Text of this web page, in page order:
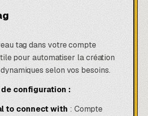
tag dans votre compte
pour automatiser la création
selon vos besoins.
configuration :
to connect with: Compte